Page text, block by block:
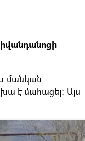
և մանկան
է մահացել։ Այս